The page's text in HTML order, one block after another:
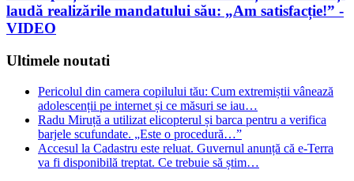
laudă realizările mandatului său: „Am satisfacție!” -
VIDEO
Ultimele noutati
Pericolul din camera copilului tău: Cum extremiștii vânează
adolescenții pe internet și ce măsuri se iau…
Radu Miruță a utilizat elicopterul și barca pentru a verifica
barjele scufundate. „Este o procedură…”
Accesul la Cadastru este reluat. Guvernul anunță că e-Terra
va fi disponibilă treptat. Ce trebuie să știm…